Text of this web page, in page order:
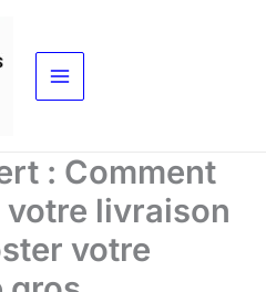
: Comment
livraison
votre